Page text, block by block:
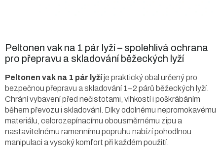
Peltonen vak na 1 pár lyží – spolehlivá ochrana
pro přepravu a skladování běžeckých lyží
Peltonen vak na 1 pár lyžíje praktický obal určený pro
bezpečnou přepravu a skladování 1–2 párů běžeckých lyží.
Chrání vybavení před nečistotami, vlhkostí i poškrábáním
během převozu i skladování. Díky odolnému nepromokavému
materiálu, celorozepínacímu obousměrnému zipu a
nastavitelnému ramennímu popruhu nabízí pohodlnou
manipulaci a vysoký komfort při každém použití.